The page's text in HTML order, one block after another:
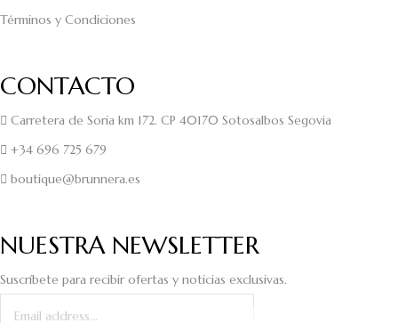
Términos y Condiciones
CONTACTO
Carretera de Soria km 172. CP 40170 Sotosalbos Segovia
+34 696 725 679
boutique@brunnera.es
NUESTRA NEWSLETTER
Suscríbete para recibir ofertas y noticias exclusivas.